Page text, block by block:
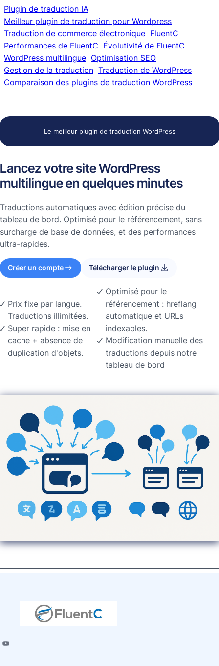
Plugin de traduction IA
Meilleur plugin de traduction pour Wordpress
Traduction de commerce électronique FluentC
Performances de FluentC Évolutivité de FluentC
WordPress multilingue Optimisation SEO
Gestion de la traduction Traduction de WordPress
Comparaison des plugins de traduction WordPress
Le meilleur plugin de traduction WordPress
Lancez votre site WordPress
multilingue en quelques minutes
Traductions automatiques avec édition précise du
tableau de bord. Optimisé pour le référencement, sans
surcharge de base de données, et des performances
ultra-rapides.
Créer un compte Télécharger le plugin
Prix fixe par langue.
Traductions illimitées.
Super rapide : mise en
cache + absence de
duplication d'objets.
Optimisé pour le
référencement : hreflang
automatique et URLs
indexables.
Modification manuelle des
traductions depuis notre
tableau de bord